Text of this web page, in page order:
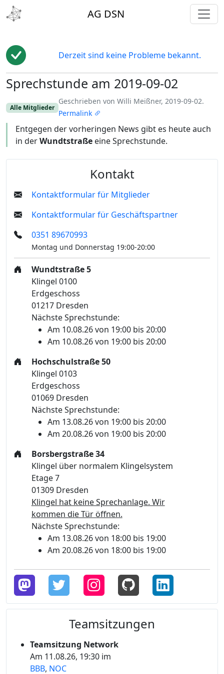
AG DSN
Derzeit sind keine Probleme bekannt.
Edit
Sprechstunde am 2019-09-02
Alle Mitglieder
Geschrieben von Willi Meißner, 2019-09-02.
Permalink
Entgegen der vorheringen News gibt es heute auch
in derWundtstraße eine Sprechstunde.
Kontakt
Kontaktformular für Mitglieder
Kontaktformular für Geschäftspartner
0351 89670993
Montag und Donnerstag 19:00-20:00
Wundtstraße 5
Klingel 0100
Erdgeschoss
01217 Dresden
Nächste Sprechstunde:
Am 10.08.26 von 19:00 bis 20:00
Am 10.08.26 von 19:00 bis 20:00
Hochschulstraße 50
Klingel 0103
Erdgeschoss
01069 Dresden
Nächste Sprechstunde:
Am 13.08.26 von 19:00 bis 20:00
Am 20.08.26 von 19:00 bis 20:00
Borsbergstraße 34
Klingel über normalem Klingelsystem
Etage 7
01309 Dresden
Klingel hat keine Sprechanlage. Wir
kommen die Tür öffnen.
Nächste Sprechstunde:
Am 13.08.26 von 18:00 bis 19:00
Am 20.08.26 von 18:00 bis 19:00
Teamsitzungen
Teamsitzung Network
Am 11.08.26, 19:30 im
BBB, NOC